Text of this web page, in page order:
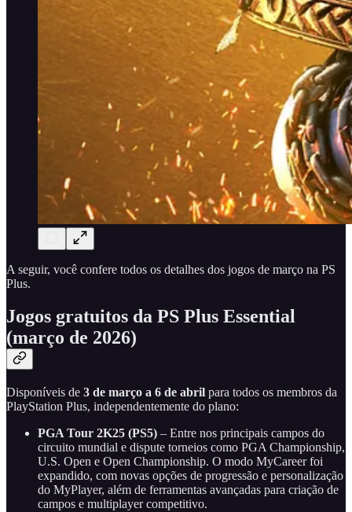
A seguir, você confere todos os detalhes dos jogos de março na PS
Plus.
Jogos gratuitos da PS Plus Essential
(março de 2026)
Disponíveis de 3 de março a 6 de abril para todos os membros da
PlayStation Plus, independentemente do plano:
PGA Tour 2K25 (PS5) – Entre nos principais campos do
circuito mundial e dispute torneios como PGA Championship,
U.S. Open e Open Championship. O modo MyCareer foi
expandido, com novas opções de progressão e personalização
do MyPlayer, além de ferramentas avançadas para criação de
campos e multiplayer competitivo.